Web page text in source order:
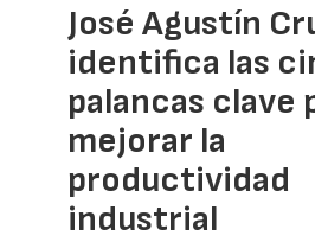
José Agustín
identifica las
palancas clave
mejorar la
productividad
industrial